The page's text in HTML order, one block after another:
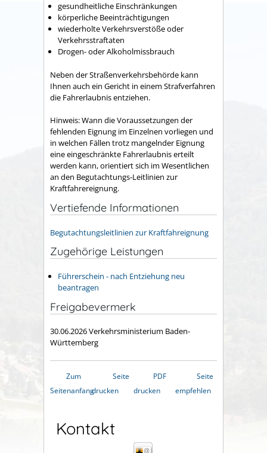
gesundheitliche Einschränkungen
körperliche Beeinträchtigungen
wiederholte Verkehrsverstöße oder
Verkehrsstraftaten
Drogen- oder Alkoholmissbrauch
Neben der Straßenverkehrsbehörde kann
Ihnen auch ein Gericht in einem Strafverfahren
die Fahrerlaubnis entziehen.
Hinweis: Wann die Voraussetzungen der
fehlenden Eignung im Einzelnen vorliegen und
in welchen Fällen trotz mangelnder Eignung
eine eingeschränkte Fahrerlaubnis erteilt
werden kann, orientiert sich im Wesentlichen
an den Begutachtungs-Leitlinien zur
Kraftfahrereignung.
Vertiefende Informationen
Begutachtungsleitlinien zur Kraftfahreignung
Zugehörige Leistungen
Führerschein - nach Entziehung neu
beantragen
Freigabevermerk
30.06.2026 Verkehrsministerium Baden-
Württemberg
Zum
Seitenanfang
Seite
drucken
PDF
drucken
Seite
empfehlen
Kontakt